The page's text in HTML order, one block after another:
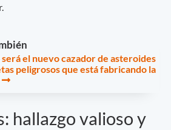
será el nuevo cazador de asteroides
peligrosos que está fabricando la
hallazgo valioso y